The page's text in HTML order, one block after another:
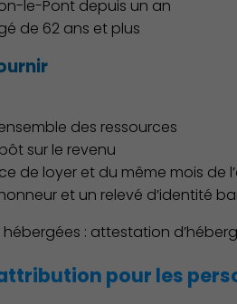
le-Pont depuis un an
de 62 ans et plus
des ressources
sur le revenu
de loyer et du même mois
et un relevé d’identité
hébergées : attestation
pour les